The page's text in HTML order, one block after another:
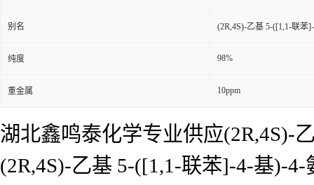
别名 (2R,4S)-乙基 5-([1,1-联苯
纯度 98%
重金属 10ppm
湖北鑫鸣泰化学专业供应(2R,4S)-
(2R,4S)-乙基 5-([1,1-联苯]-4-基)-